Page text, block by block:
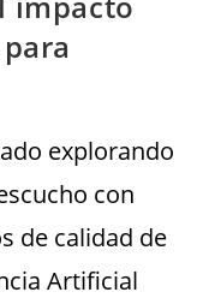
explorando
con
de calidad de
Artificial